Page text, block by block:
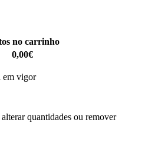
no carrinho
0,00€
em vigor
quantidades ou remover